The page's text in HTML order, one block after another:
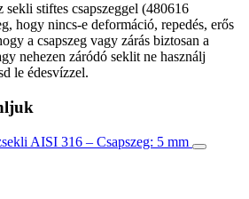
sekli stiftes csapszeggel (480616
hogy nincs-e deformáció, repedés, erős
a csapszeg vagy zárás biztosan a
nehezen záródó seklit ne használj
le édesvízzel.